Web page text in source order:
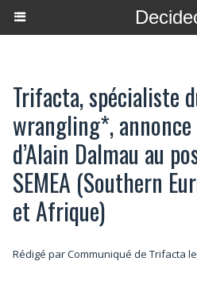
Trifacta, spécialiste
wrangling*,
d’Alain Dalmau au
SEMEA (Southern
et Afrique)
Rédigé par Communiqué de Trifacta